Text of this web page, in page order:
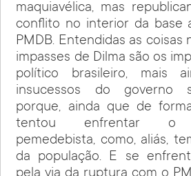
maquiavélica, mas
conflito no interior da base
PMDB. Entendidas as coisas
impasses de Dilma são os
político brasileiro, mais
insucessos do governo
porque, ainda que de
tentou enfrentar o
pemedebista, como, aliás,
da população. E se